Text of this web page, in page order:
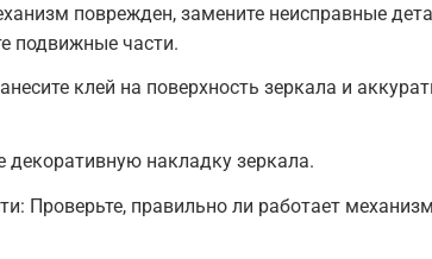
поврежден, замените неисправные
подвижные части.
клей на поверхность зеркала и
декоративную накладку зеркала.
Проверьте, правильно ли работает механизм